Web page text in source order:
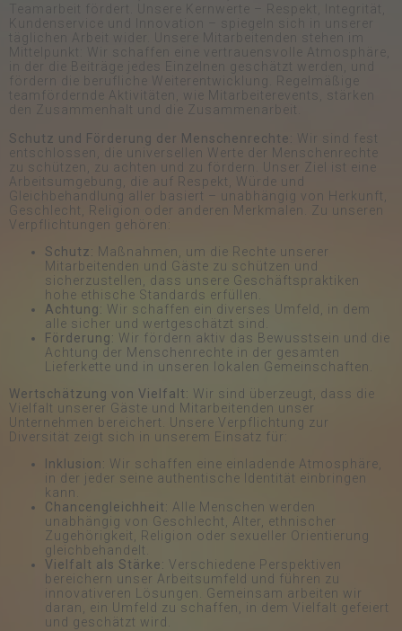
Teamarbeit fördert. Unsere Kernwerte – Respekt, Integrität,
Kundenservice und Innovation – spiegeln sich in unserer
täglichen Arbeit wider. Unsere Mitarbeitenden stehen im
Mittelpunkt: Wir schaffen eine vertrauensvolle Atmosphäre,
in der die Beiträge jedes Einzelnen geschätzt werden, und
fördern die berufliche Weiterentwicklung. Regelmäßige
teamfördernde Aktivitäten, wie Mitarbeiterevents, stärken
den Zusammenhalt und die Zusammenarbeit.
Schutz und Förderung der Menschenrechte: Wir sind fest
entschlossen, die universellen Werte der Menschenrechte
zu schützen, zu achten und zu fördern. Unser Ziel ist eine
Arbeitsumgebung, die auf Respekt, Würde und
Gleichbehandlung aller basiert – unabhängig von Herkunft,
Geschlecht, Religion oder anderen Merkmalen. Zu unseren
Verpflichtungen gehören:
Schutz: Maßnahmen, um die Rechte unserer
Mitarbeitenden und Gäste zu schützen und
sicherzustellen, dass unsere Geschäftspraktiken
hohe ethische Standards erfüllen.
Achtung: Wir schaffen ein diverses Umfeld, in dem
alle sicher und wertgeschätzt sind.
Förderung: Wir fördern aktiv das Bewusstsein und die
Achtung der Menschenrechte in der gesamten
Lieferkette und in unseren lokalen Gemeinschaften.
Wertschätzung von Vielfalt: Wir sind überzeugt, dass die
Vielfalt unserer Gäste und Mitarbeitenden unser
Unternehmen bereichert. Unsere Verpflichtung zur
Diversität zeigt sich in unserem Einsatz für:
Inklusion: Wir schaffen eine einladende Atmosphäre,
in der jeder seine authentische Identität einbringen
kann.
Chancengleichheit: Alle Menschen werden
unabhängig von Geschlecht, Alter, ethnischer
Zugehörigkeit, Religion oder sexueller Orientierung
gleichbehandelt.
Vielfalt als Stärke: Verschiedene Perspektiven
bereichern unser Arbeitsumfeld und führen zu
innovativeren Lösungen. Gemeinsam arbeiten wir
daran, ein Umfeld zu schaffen, in dem Vielfalt gefeiert
und geschätzt wird.